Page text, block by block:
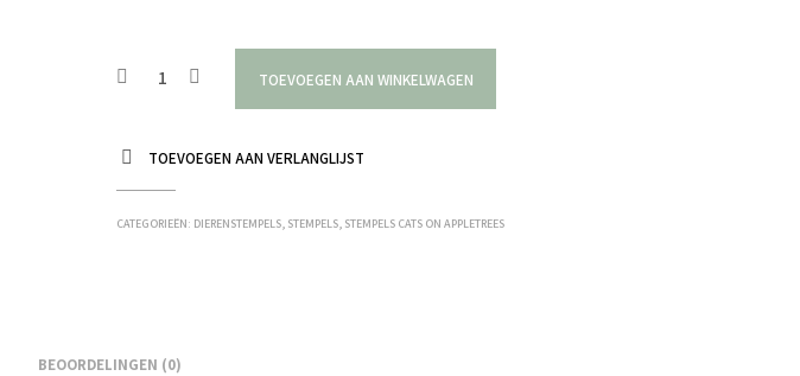
TOEVOEGEN AAN WINKELWAGEN
TOEVOEGEN AAN VERLANGLIJST
CATEGORIEËN: DIERENSTEMPELS, STEMPELS, STEMPELS CATS ON APPLETREES
BEOORDELINGEN (0)